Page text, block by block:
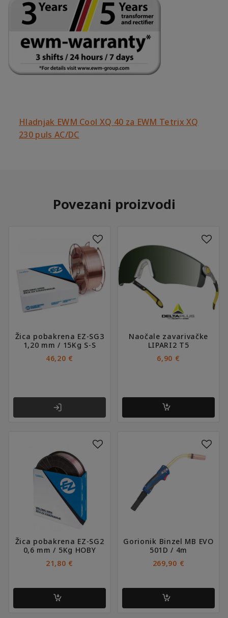
Hladnjak EWM Cool XQ 40 za EWM Tetrix XQ
230 puls AC/DC
Povezani proizvodi
Žica pobakrena EZ-SG3
1,20 mm / 15Kg S-S
46,20 €
Naočale zavarivačke
LIPARI2 T5
6,90 €
Žica pobakrena EZ-SG2
0,6 mm / 5Kg HOBY
21,80 €
Gorionik Binzel MB EVO
501D / 4m
269,90 €